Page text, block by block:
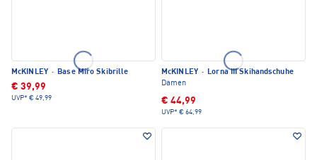
McKINLEY · Base Miro Skibrille
€ 39,99
UVP* € 49,99
McKINLEY · Lorna III Skihandschuhe
Damen
€ 44,99
UVP* € 64,99